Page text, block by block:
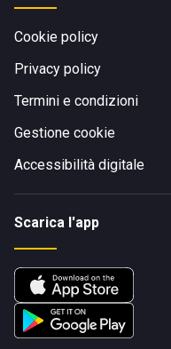
Cookie policy
Privacy policy
Termini e condizioni
Gestione cookie
Accessibilità digitale
Scarica l'app